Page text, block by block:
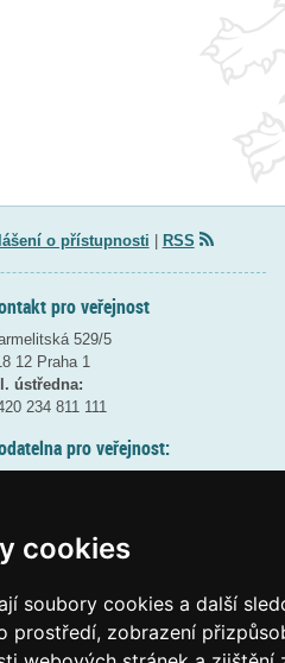
cookies
soubory cookies a další
prostředí, zobrazení
o přístupnosti RSS
pro veřejnost
529/5
12 Praha 1
ústředna:
234 811 111
pro veřejnost:
informací
podatelna: